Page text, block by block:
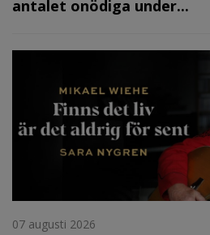
antalet onödiga under...
07 augusti 2026